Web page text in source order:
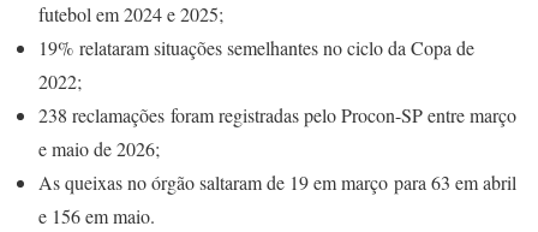
futebol em 2024 e 2025;
19% relataram situações semelhantes no ciclo da Copa de
2022;
238 reclamações foram registradas pelo Procon-SP entre março
e maio de 2026;
As queixas no órgão saltaram de 19 em março para 63 em abril
e 156 em maio.